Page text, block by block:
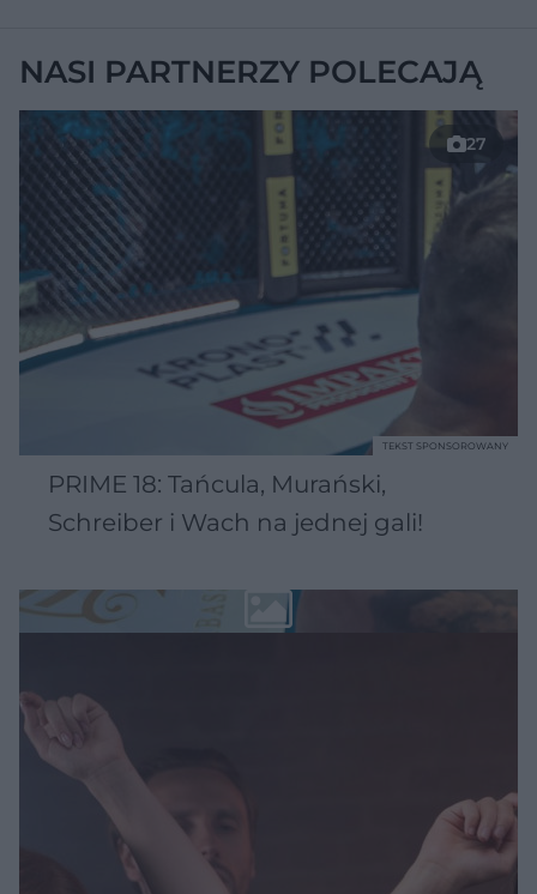
NASI PARTNERZY POLECAJĄ
27
PRIME 18: Tańcula, Murański,
Schreiber i Wach na jednej gali!
TEKST SPONSOROWANY